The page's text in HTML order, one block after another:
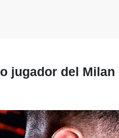
jugador del Milan